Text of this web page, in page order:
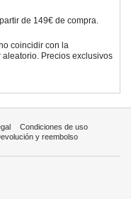
de 149€ de compra.
coincidir con la
Precios exclusivos
Condiciones de uso
y reembolso